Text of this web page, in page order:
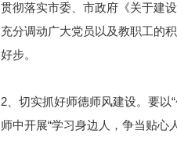
贯彻落实市委、市政府《关于建
充分调动广大党员以及教职工的
好步。
2、切实抓好师德师风建设。要以
师中开展“学习身边人，争当贴心